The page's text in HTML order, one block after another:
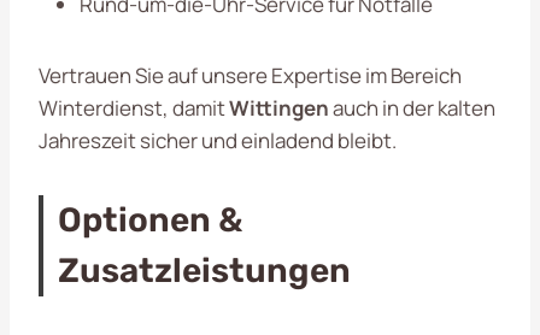
Vertrauen Sie auf unsere Expertise im Bereich
Winterdienst, damitWittingenauch in der kalten
Jahreszeit sicher und einladend bleibt.
Optionen &
Zusatzleistungen